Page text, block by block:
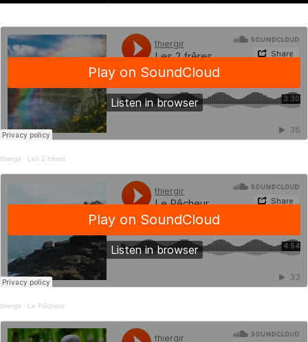
thiergir · Les 2 frêres
thiergir · Le Pêcheur